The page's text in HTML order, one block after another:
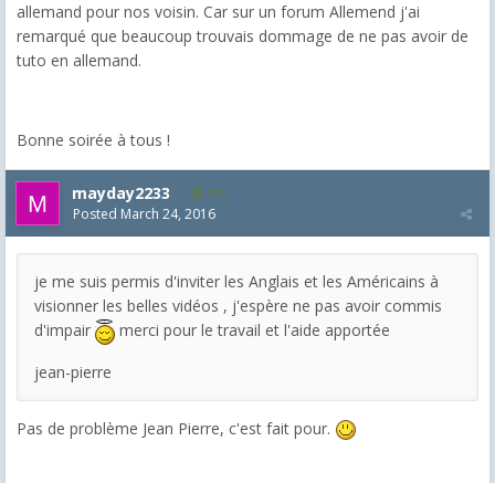
allemand pour nos voisin. Car sur un forum Allemend j'ai
remarqué que beaucoup trouvais dommage de ne pas avoir de
tuto en allemand.
Bonne soirée à tous !
mayday2233 113
Posted March 24, 2016
je me suis permis d'inviter les Anglais et les Américains à
visionner les belles vidéos , j'espère ne pas avoir commis
d'impair
merci pour le travail et l'aide apportée
jean-pierre
Pas de problème Jean Pierre, c'est fait pour.